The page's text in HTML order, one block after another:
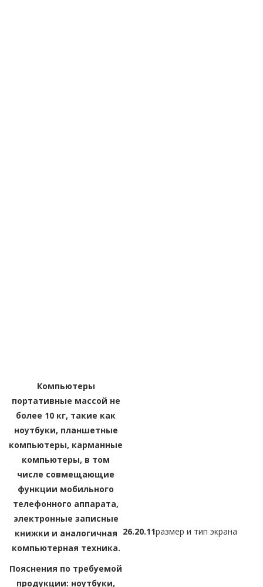
Компьютеры
портативные массой не
более 10 кг, такие как
ноутбуки, планшетные
компьютеры, карманные
компьютеры, в том
числе совмещающие
функции мобильного
телефонного аппарата,
электронные записные
книжки и аналогичная
компьютерная техника.
Пояснения по требуемой
продукции: ноутбуки,
26.20.11размер и тип экрана